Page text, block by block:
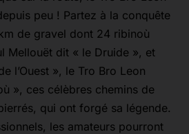
peu ! Partez à la conquête
de gravel dont 24 ribinoù
Mellouët dit « le Druide », et
l’Ouest », le Tro Bro Leon
», ces célèbres chemins de
qui ont forgé sa légende.
les amateurs pourront